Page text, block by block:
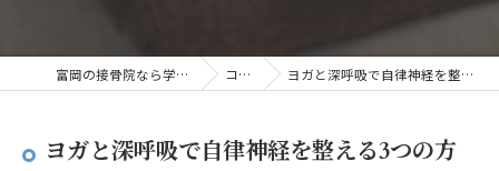
富岡の接骨院なら学鍼灸接骨院 コラム ヨガと深呼吸で自律神経を整える3つの方法
ヨガと深呼吸で自律神経を整える3つの方